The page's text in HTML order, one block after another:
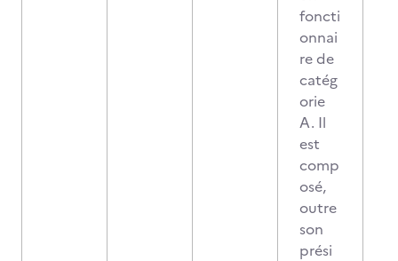
foncti
onnai
re de
catég
orie
A. Il
est
comp
osé,
outre
son
prési